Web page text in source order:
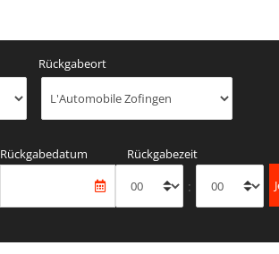
Rückgabeort
Rückgabedatum Rückgabezeit
: